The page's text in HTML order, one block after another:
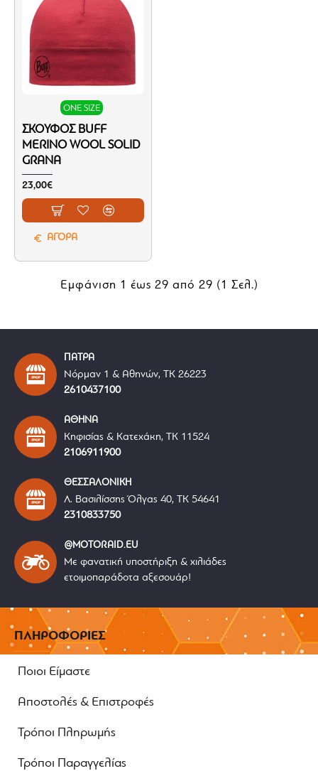
ONE SIZE
ΣΚΟΎΦΟΣ BUFF
MERINO WOOL SOLID
GRANA
23,00€
ΑΓΟΡΑ
Εμφάνιση 1 έως 29 από 29 (1 Σελ.)
ΠΑΤΡΑ
Νόρμαν 1 & Αθηνών, ΤΚ 26223
2610437100
ΑΘΗΝΑ
Κηφισίας & Κατεχάκη, ΤΚ 11524
2106911900
ΘΕΣΣΑΛΟΝΙΚΗ
Λ. Βασιλίσσης Όλγας 40, ΤΚ 54641
2310833750
@MOTORAID.EU
Με φανατική υποστήριξη & χιλιάδες
ετοιμοπαράδοτα αξεσουάρ!
ΠΛΗΡΟΦΟΡΙΕΣ
Ποιοι Είμαστε
Αποστολές & Επιστροφές
Τρόποι Πληρωμής
Τρόποι Παραγγελίας